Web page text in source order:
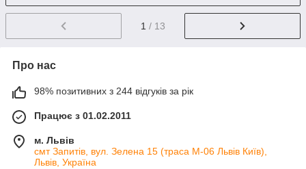
1 / 13
Про нас
98% позитивних з 244 відгуків за рік
Працює з 01.02.2011
м. Львів
смт Запитів, вул. Зелена 15 (траса М-06 Львів Київ),
Львів, Україна